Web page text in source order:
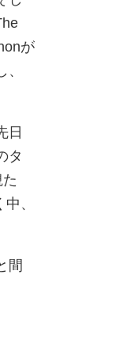
が
日
タ
、
間